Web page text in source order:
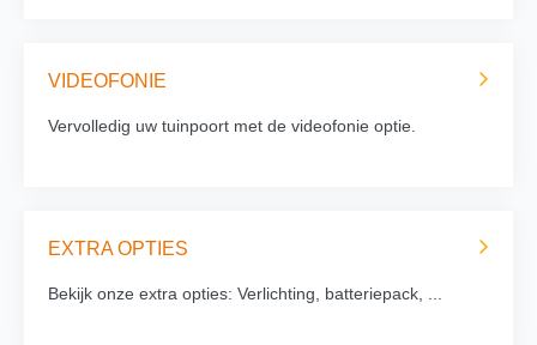
VIDEOFONIE
Vervolledig uw tuinpoort met de videofonie optie.
EXTRA OPTIES
Bekijk onze extra opties: Verlichting, batteriepack, ...